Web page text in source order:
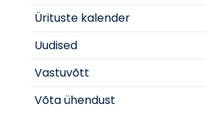
Ürituste kalender
Uudised
Vastuvõtt
Võta ühendust